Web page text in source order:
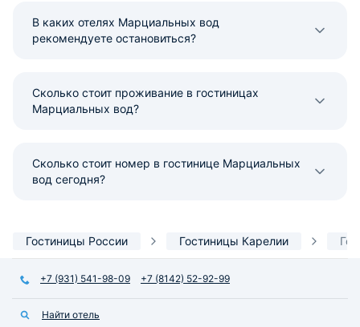
В каких отелях Марциальных вод
рекомендуете остановиться?
Сколько стоит проживание в гостиницах
Марциальных вод?
Сколько стоит номер в гостинице Марциальных
вод сегодня?
Гостиницы России Гостиницы Карелии
+7 (931) 541-98-09 +7 (8142) 52-92-99
Найти отель